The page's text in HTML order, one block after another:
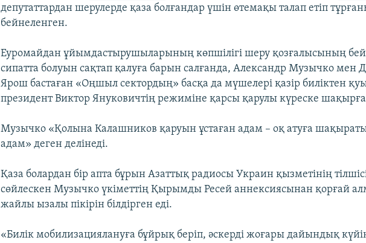
депутаттардан шерулерде қаза болғандар үшін өтемақы талап етіп
бейнеленген.
Еуромайдан ұйымдастырушыларының көпшілігі шеру қозғалысының
сипатта болуын сақтап қалуға барын салғанда, Александр Музычко мен
Ярош бастаған «Оңшыл сектордың» басқа да мүшелері қазір биліктен
президент Виктор Януковичтің режиміне қарсы қарулы күреске
Музычко «Қолына Калашников қаруын ұстаған адам – оқ атуға
адам» деген делінеді.
Қаза болардан бір апта бұрын Азаттық радиосы Украин қызметінің
сөйлескен Музычко үкіметтің Қырымды Ресей аннексиясынан қорғай
жайлы ызалы пікірін білдірген еді.
«Билік мобилизациялануға бұйрық беріп, әскерді жоғары дайындық